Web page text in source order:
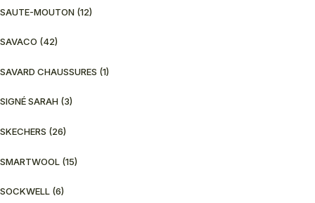
SAUTE-MOUTON (12)
SAVACO (42)
SAVARD CHAUSSURES (1)
SIGNÉ SARAH (3)
SKECHERS (26)
SMARTWOOL (15)
SOCKWELL (6)